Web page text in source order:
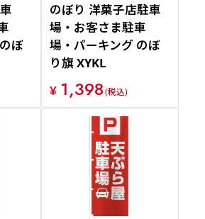
ぼ
のぼり 洋菓子店駐車
場・お客さま駐車
場・パーキング のぼ
り旗 XYKL
¥ 1,398(税込)